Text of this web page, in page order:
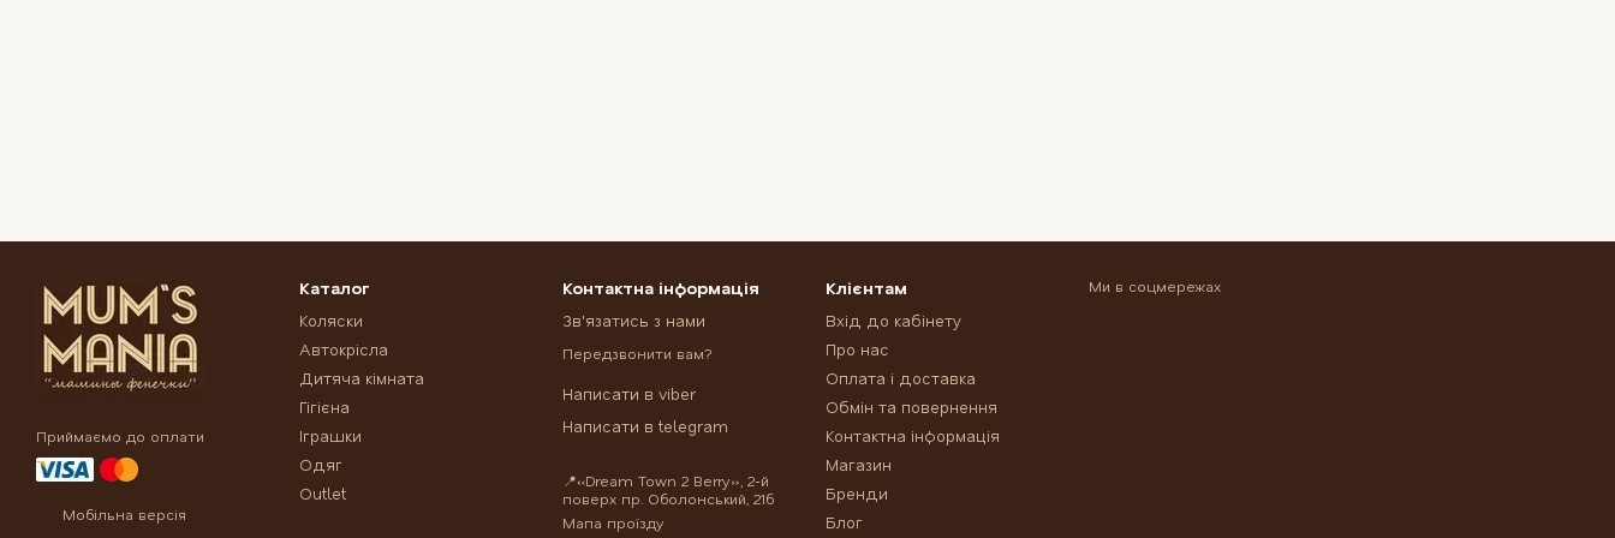
Приймаємо до оплати
Мобільна версія
Каталог
Коляски
Автокрісла
Дитяча кімната
Гігієна
Іграшки
Одяг
Outlet
Контактна інформація
Зв'язатись з нами
Передзвонити вам?
Написати в viber
Написати в telegram
📍«Dream Town 2 Berry», 2-й
поверх пр. Оболонський, 21б
Мапа проїзду
Клієнтам
Вхід до кабінету
Про нас
Оплата і доставка
Обмін та повернення
Контактна інформація
Магазин
Бренди
Блог
Ми в соцмережах